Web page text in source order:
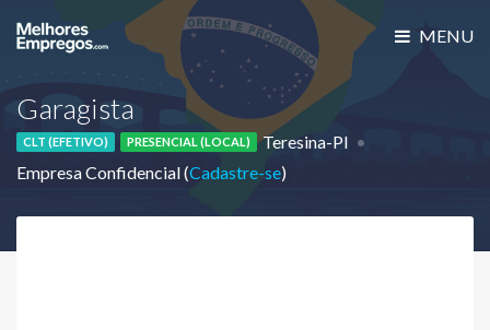
MENU
Garagista
CLT (EFETIVO) PRESENCIAL (LOCAL)
Teresina-PI
Empresa Confidencial (Cadastre-se)